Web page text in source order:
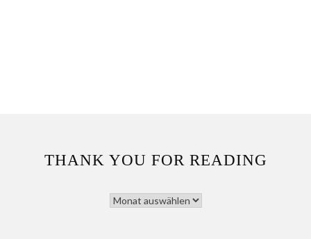
THANK YOU FOR READING
YOU